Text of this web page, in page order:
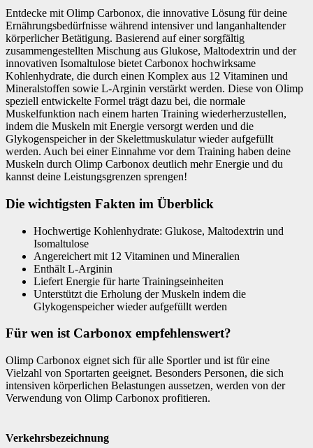
Entdecke mit Olimp Carbonox, die innovative Lösung für deine
Ernährungsbedürfnisse während intensiver und langanhaltender
körperlicher Betätigung. Basierend auf einer sorgfältig
zusammengestellten Mischung aus Glukose, Maltodextrin und der
innovativen Isomaltulose bietet Carbonox hochwirksame
Kohlenhydrate, die durch einen Komplex aus 12 Vitaminen und
Mineralstoffen sowie L-Arginin verstärkt werden. Diese von Olimp
speziell entwickelte Formel trägt dazu bei, die normale
Muskelfunktion nach einem harten Training wiederherzustellen,
indem die Muskeln mit Energie versorgt werden und die
Glykogenspeicher in der Skelettmuskulatur wieder aufgefüllt
werden. Auch bei einer Einnahme vor dem Training haben deine
Muskeln durch Olimp Carbonox deutlich mehr Energie und du
kannst deine Leistungsgrenzen sprengen!
Die wichtigsten Fakten im Überblick
Hochwertige Kohlenhydrate: Glukose, Maltodextrin und
Isomaltulose
Angereichert mit 12 Vitaminen und Mineralien
Enthält L-Arginin
Liefert Energie für harte Trainingseinheiten
Unterstützt die Erholung der Muskeln indem die
Glykogenspeicher wieder aufgefüllt werden
Für wen ist Carbonox empfehlenswert?
Olimp Carbonox eignet sich für alle Sportler und ist für eine
Vielzahl von Sportarten geeignet. Besonders Personen, die sich
intensiven körperlichen Belastungen aussetzen, werden von der
Verwendung von Olimp Carbonox profitieren.
Verkehrsbezeichnung